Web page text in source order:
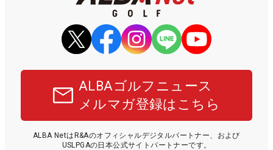
ALBAゴルフニュース
メルマガ登録はこちら
ALBA NetはR&Aのオフィシャルデジタルパートナー、および
USLPGAの日本公式サイトパートナーです。